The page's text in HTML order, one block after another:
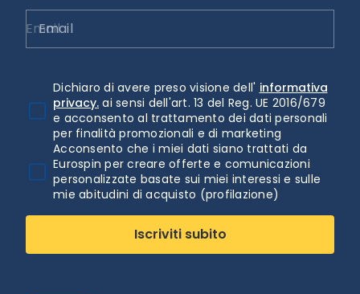
Email
Dichiaro di avere preso visione dell' informativa
privacy. ai sensi dell'art. 13 del Reg. UE 2016/679
e acconsento al trattamento dei dati personali
per finalità promozionali e di marketing
Acconsento che i miei dati siano trattati da
Eurospin per creare offerte e comunicazioni
personalizzate basate sui miei interessi e sulle
mie abitudini di acquisto (profilazione)
Iscriviti subito